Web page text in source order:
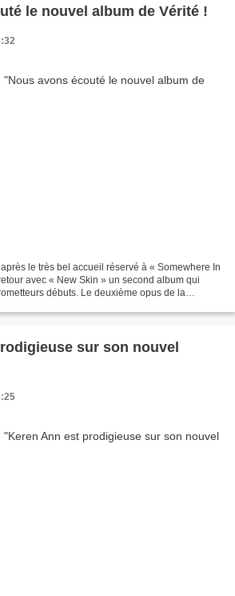
le nouvel album de Vérité !
le très bel accueil réservé à « Somewhere In
avec « New Skin » un second album qui
débuts. Le deuxième opus de la
sur son nouvel